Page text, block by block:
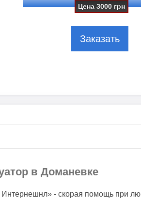
Цена 3000грн
Заказать
в Доманевке
Интернешнл» - скорая помощь при